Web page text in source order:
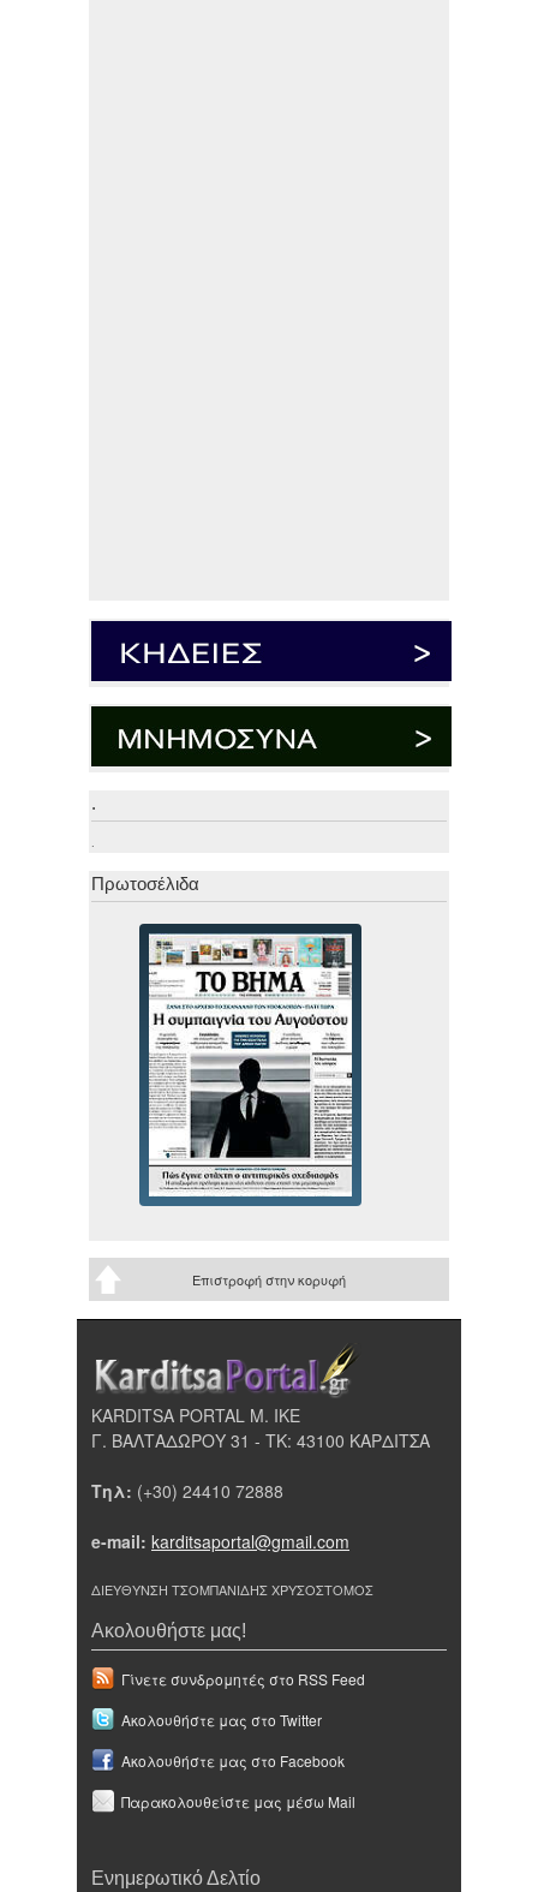
.
.
Πρωτοσέλιδα
Επιστροφή στην κορυφή
KARDITSA PORTAL Μ. ΙΚΕ
Γ. ΒΑΛΤΑΔΩΡΟΥ 31 - ΤΚ: 43100 ΚΑΡΔΙΤΣΑ
Τηλ: (+30) 24410 72888
e-mail: karditsaportal@gmail.com
ΔΙΕΥΘΥΝΣΗ ΤΣΟΜΠΑΝΙΔΗΣ ΧΡΥΣΟΣΤΟΜΟΣ
Ακολουθήστε μας!
Γίνετε συνδρομητές στο RSS Feed
Ακολουθήστε μας στο Twitter
Ακολουθήστε μας στο Facebook
Παρακολουθείστε μας μέσω Mail
Ενημερωτικό Δελτίο